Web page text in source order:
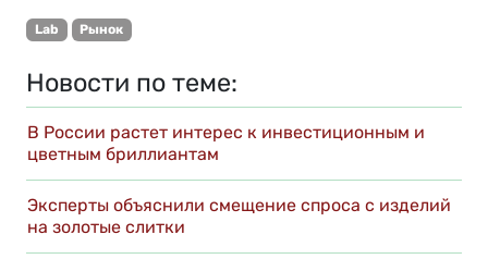
Lab Рынок
Новости по теме:
В России растет интерес к инвестиционным и
цветным бриллиантам
Эксперты объяснили смещение спроса с изделий
на золотые слитки